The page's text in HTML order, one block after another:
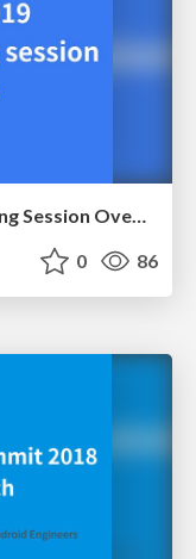
Google I/O 2019 WAIWAI Reporting Session Overview
0 86